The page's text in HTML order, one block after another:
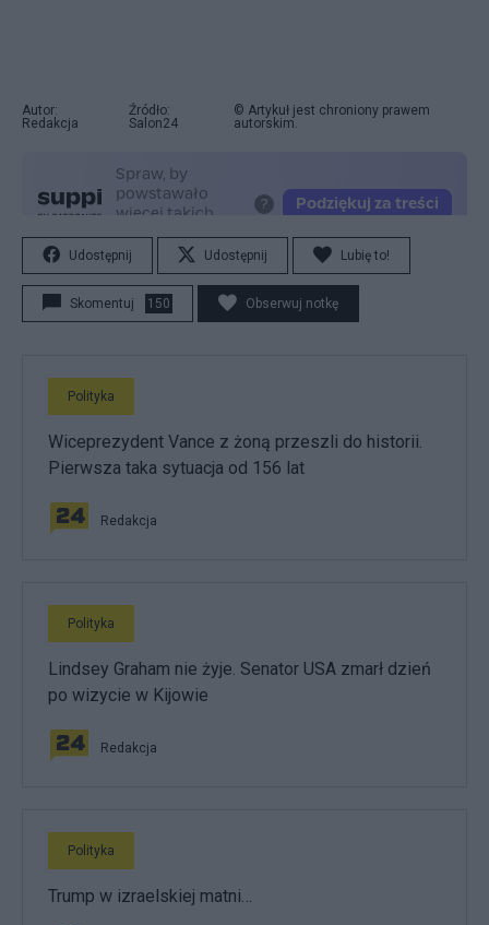
Autor:
Redakcja
Źródło:
Salon24
© Artykuł jest chroniony prawem
autorskim.
Udostępnij Udostępnij Lubię to!
Skomentuj 150 Obserwuj notkę
Polityka
Wiceprezydent Vance z żoną przeszli do historii.
Pierwsza taka sytuacja od 156 lat
Redakcja
Polityka
Lindsey Graham nie żyje. Senator USA zmarł dzień
po wizycie w Kijowie
Redakcja
Polityka
Trump w izraelskiej matni…